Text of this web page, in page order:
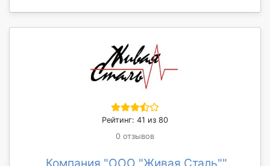
Рейтинг: 41 из 80
0 отзывов